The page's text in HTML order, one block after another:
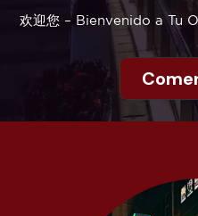
欢迎您 – Bienvenido a Tu